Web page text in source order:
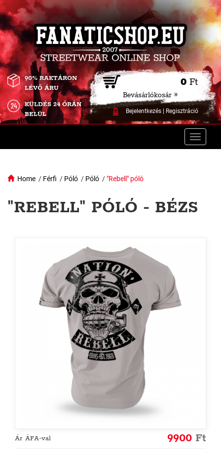
0 Ft
Bevásárlókosár »
Bejelentkezés| Regisztráció
90% RAKTÁRON
LÉVŐ ÁRU
KÜLDÉS 24 ÓRÁN
BELÜL
Toggle
Home / Férfi / Póló / Póló / "Rebell" póló
"REBELL" PÓLÓ - BÉZS
Ár ÁFA-val 9900 Ft